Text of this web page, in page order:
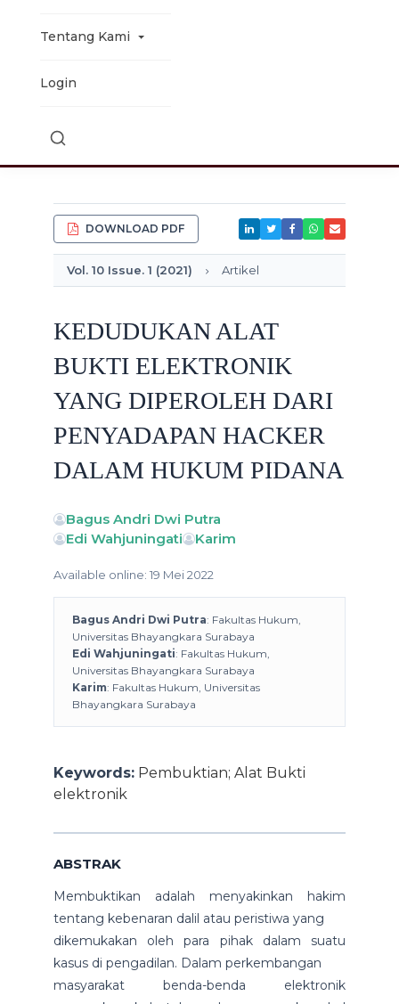
Tentang Kami
Login
DOWNLOAD PDF
Vol. 10 Issue. 1 (2021) Artikel
KEDUDUKAN ALAT
BUKTI ELEKTRONIK
YANG DIPEROLEH DARI
PENYADAPAN HACKER
DALAM HUKUM PIDANA
Bagus Andri Dwi Putra
Edi Wahjuningati
Karim
Available online: 19 Mei 2022
Bagus Andri Dwi Putra: Fakultas Hukum,
Universitas Bhayangkara Surabaya
Edi Wahjuningati: Fakultas Hukum,
Universitas Bhayangkara Surabaya
Karim: Fakultas Hukum, Universitas
Bhayangkara Surabaya
Keywords:Pembuktian; Alat Bukti
elektronik
ABSTRAK
Membuktikan adalah menyakinkan hakim
tentang kebenaran dalil atau peristiwa yang
dikemukakan oleh para pihak dalam suatu
kasus di pengadilan. Dalam perkembangan
masyarakat benda-benda elektronik